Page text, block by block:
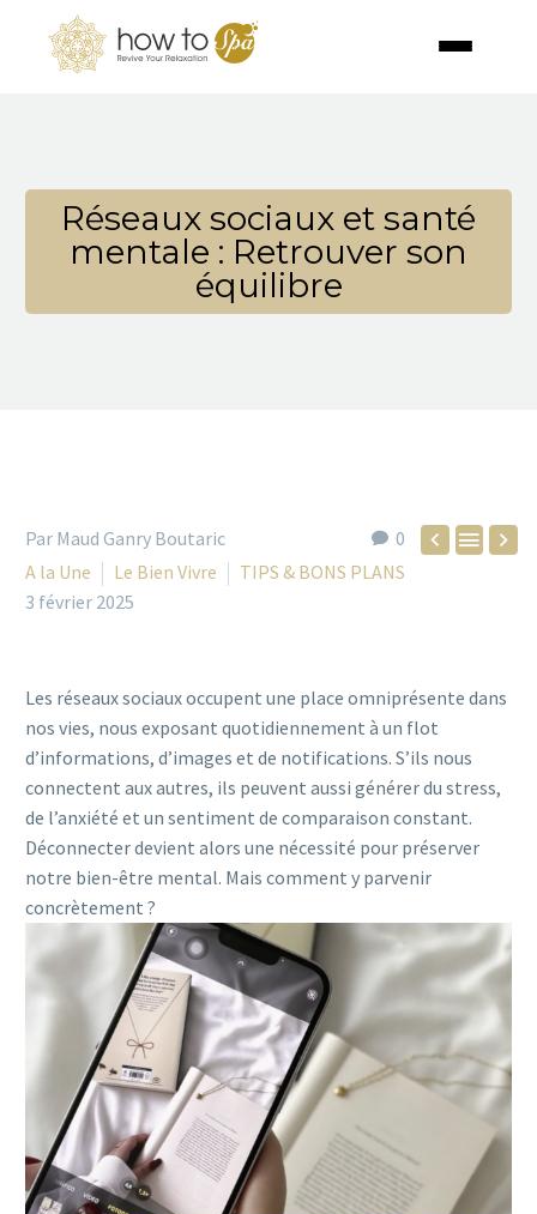
Réseaux sociaux et santé
mentale : Retrouver son
équilibre
0   
Par Maud Ganry Boutaric
A la Une
Le Bien Vivre
TIPS & BONS PLANS
3 février 2025
Les réseaux sociaux occupent une place omniprésente dans
nos vies, nous exposant quotidiennement à un flot
d’informations, d’images et de notifications. S’ils nous
connectent aux autres, ils peuvent aussi générer du stress,
de l’anxiété et un sentiment de comparaison constant.
Déconnecter devient alors une nécessité pour préserver
notre bien-être mental. Mais comment y parvenir
concrètement ?